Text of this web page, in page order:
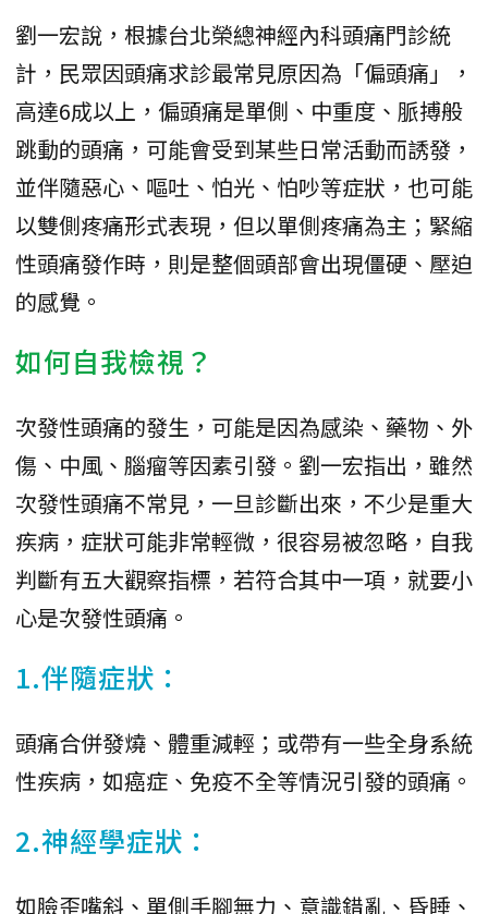
劉一宏說，根據台北榮總神經內科頭痛門診統
計，民眾因頭痛求診最常見原因為「偏頭痛」，
高達6成以上，偏頭痛是單側、中重度、脈搏般
跳動的頭痛，可能會受到某些日常活動而誘發，
並伴隨惡心、嘔吐、怕光、怕吵等症狀，也可能
以雙側疼痛形式表現，但以單側疼痛為主；緊縮
性頭痛發作時，則是整個頭部會出現僵硬、壓迫
的感覺。
如何自我檢視？
次發性頭痛的發生，可能是因為感染、藥物、外
傷、中風、腦瘤等因素引發。劉一宏指出，雖然
次發性頭痛不常見，一旦診斷出來，不少是重大
疾病，症狀可能非常輕微，很容易被忽略，自我
判斷有五大觀察指標，若符合其中一項，就要小
心是次發性頭痛。
1.伴隨症狀：
頭痛合併發燒、體重減輕；或帶有一些全身系統
性疾病，如癌症、免疫不全等情況引發的頭痛。
2.神經學症狀：
如臉歪嘴斜、單側手腳無力、意識錯亂、昏睡、